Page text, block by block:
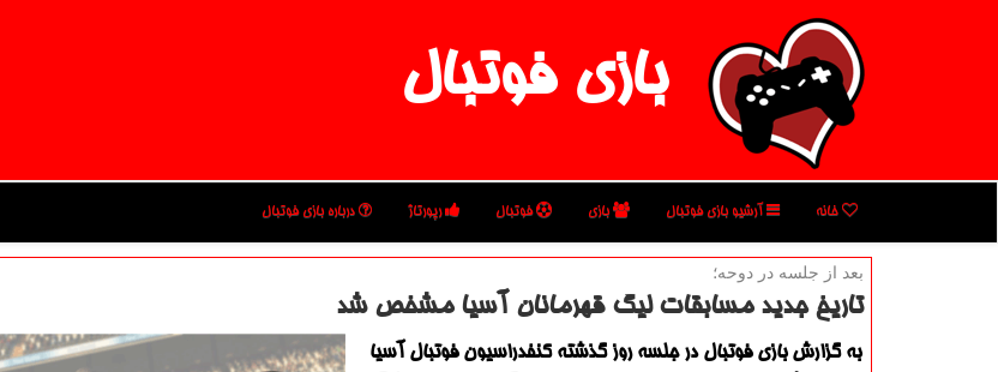
بازی فوتبال
خانه آرشیو بازی فوتبال بازی فوتبال رپورتاژ درباره بازی فوتبال
بعد از جلسه در دوحه؛
تاریخ جدید مسابقات لیگ قهرمانان آسیا مشخص شد
به گزارش بازی فوتبال در جلسه روز گذشته كنفدراسیون فوتبال آسیا